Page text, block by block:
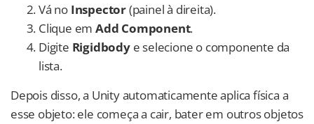
Vá no Inspector(painel à direita).
Clique em Add Component.
Digite Rigidbodye selecione o componente da
lista.
Depois disso, a Unity automaticamente aplica física a
esse objeto: ele começa a cair, bater em outros objetos